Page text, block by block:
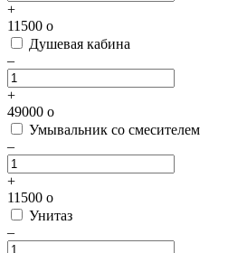
+
11500 o
Душевая кабина
–
+
49000 o
Умывальник со смесителем
–
+
11500 o
Унитаз
–